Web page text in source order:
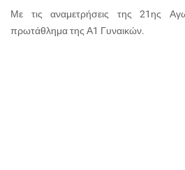
Με τις αναμετρήσεις της 21ης
πρωτάθλημα της Α1 Γυναικών.